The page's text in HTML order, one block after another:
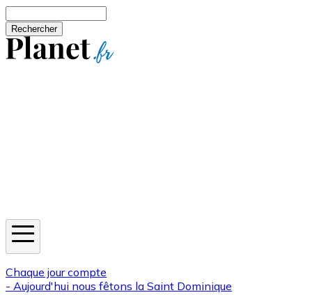
Chaque jour compte
- Aujourd'hui nous fêtons la Saint Dominique